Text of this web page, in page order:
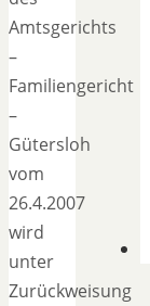
Amtsgerichts
–
Familiengericht
–
Gütersloh
vom
26.4.2007
wird
unter
Zurückweisung